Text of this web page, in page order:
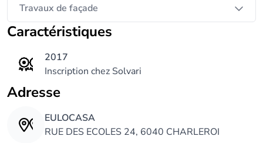
Travaux de façade
Caractéristiques
2017
Inscription chez Solvari
Adresse
EULOCASA
RUE DES ECOLES 24, 6040 CHARLEROI